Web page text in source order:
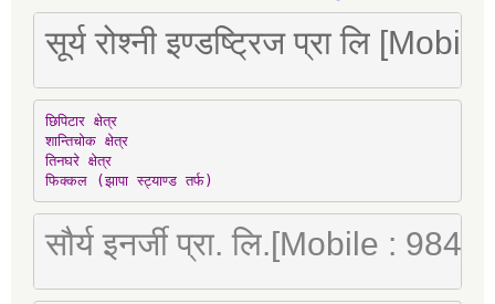
सूर्य रोश्नी इण्डष्ट्रिज प्रा लि
छिपिटार क्षेत्र
शान्तिचोक क्षेत्र
तिनघरे क्षेत्र
फिक्कल (झापा स्ट्याण्ड तर्फ)
सौर्य इनर्जी प्रा. लि.[Mobile :